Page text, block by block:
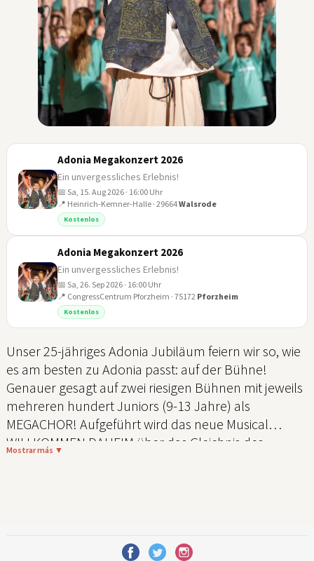
Adonia Megakonzert 2026
Ein unvergessliches Erlebnis!
📅 Sa, 15. Aug 2026 · 16:00 Uhr
📍 Heinrich-Kemner-Halle · 29664Walsrode
Kostenlos
Adonia Megakonzert 2026
Ein unvergessliches Erlebnis!
📅 Sa, 26. Sep 2026 · 16:00 Uhr
📍 CongressCentrum Pforzheim · 75172 Pforzheim
Kostenlos
Unser 25-jähriges Adonia Jubiläum feiern wir so, wie
es am besten zu Adonia passt: auf der Bühne!
Genauer gesagt auf zwei riesigen Bühnen mit jeweils
mehreren hundert Juniors (9-13 Jahre) als
MEGACHOR! Aufgeführt wird das neue Musical
WILLKOMMEN DAHEIM über das Gleichnis des
Mostrar más ▼